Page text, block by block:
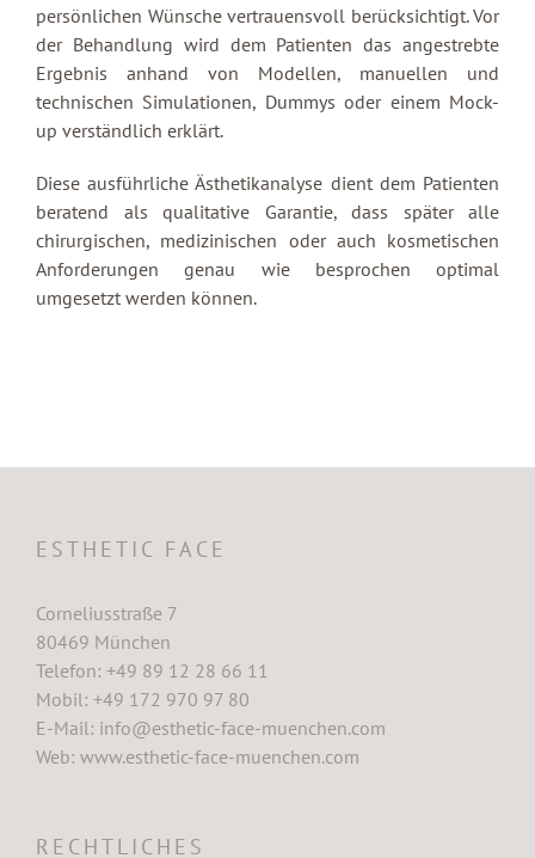
persönlichen Wünsche vertrauensvoll berücksichtigt. Vor
der Behandlung wird dem Patienten das angestrebte
Ergebnis anhand von Modellen, manuellen und
technischen Simulationen, Dummys oder einem Mock-
up verständlich erklärt.
Diese ausführliche Ästhetikanalyse dient dem Patienten
beratend als qualitative Garantie, dass später alle
chirurgischen, medizinischen oder auch kosmetischen
Anforderungen genau wie besprochen optimal
umgesetzt werden können.
ESTHETIC FACE
Corneliusstraße 7
80469 München
Telefon: +49 89 12 28 66 11
Mobil: +49 172 970 97 80
E-Mail: info@esthetic-face-muenchen.com
Web: www.esthetic-face-muenchen.com
RECHTLICHES